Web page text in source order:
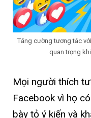
Tăng cường tương tác
quan trọng
Mọi người thích
Facebook vì họ
bày tỏ ý kiến và